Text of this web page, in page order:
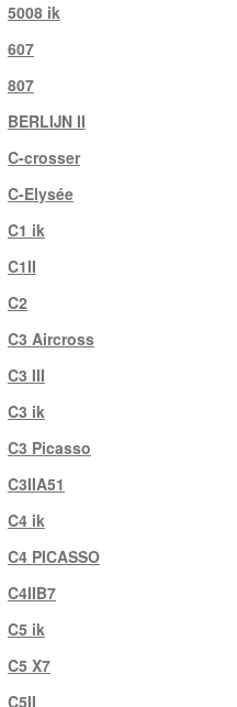
5008 ik
607
807
BERLIJN II
C-crosser
C-Elysée
C1 ik
C1II
C2
C3 Aircross
C3 III
C3 ik
C3 Picasso
C3IIA51
C4 ik
C4 PICASSO
C4IIB7
C5 ik
C5 X7
C5II